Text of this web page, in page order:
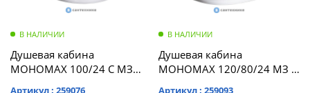
В НАЛИЧИИ
Душевая кабина
МОНОМАХ 100/24 С МЗ
Артикул : 259076
В НАЛИЧИИ
Душевая кабина
МОНОМАХ 120/80/24 МЗ R
Артикул : 259093